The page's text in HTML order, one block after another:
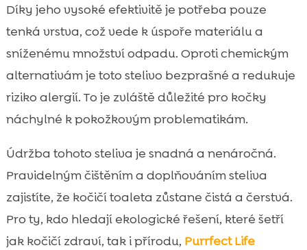
Díky jeho vysoké efektivitě je potřeba pouze
tenká vrstva, což vede k úspoře materiálu a
sníženému množství odpadu. Oproti chemickým
alternativám je toto stelivo bezprašné a redukuje
riziko alergií. To je zvláště důležité pro kočky
náchylné k pokožkovým problematikám.
Údržba tohoto steliva je snadná a nenáročná.
Pravidelným čištěním a doplňováním steliva
zajistíte, že kočičí toaleta zůstane čistá a čerstvá.
Pro ty, kdo hledají ekologické řešení, které šetří
jak kočičí zdraví, tak i přírodu, Purrfect Life